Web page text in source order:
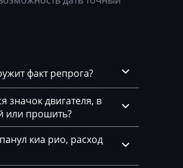
факт репрога?
значок двигателя, в
или прошить?
киа рио, расход